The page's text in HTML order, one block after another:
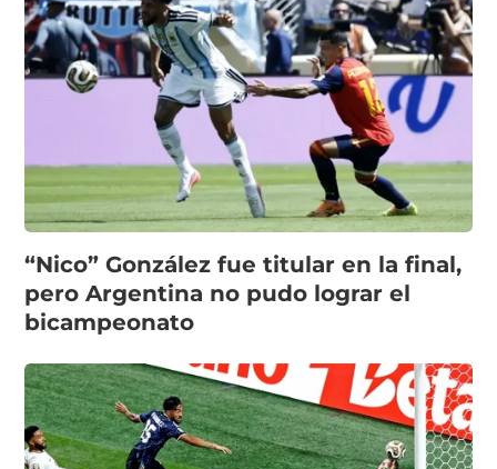
“Nico” González fue titular en la final,
pero Argentina no pudo lograr el
bicampeonato